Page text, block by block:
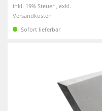
inkl. 19% Steuer , exkl.
Versandkosten
Sofort lieferbar